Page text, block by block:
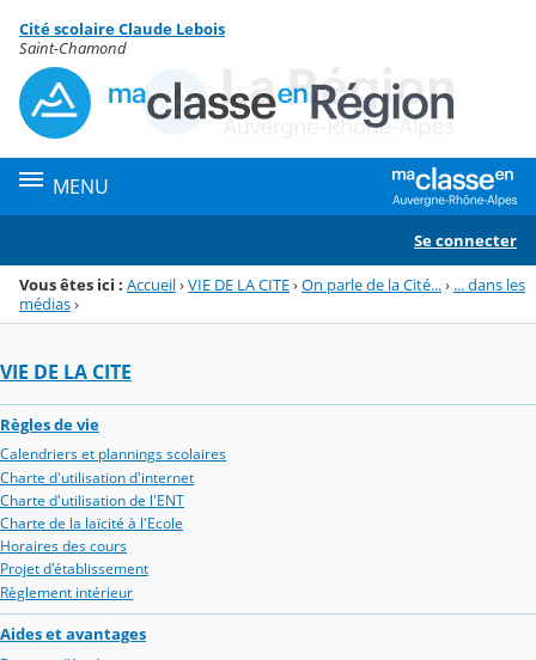
Menu de la rubrique
Contenu
Cité scolaire Claude Lebois
Saint-Chamond
MENU
Se connecter
Vous êtes ici : Accueil›VIE DE LA CITE›On parle de la Cité...› ... dans les
médias›
VIE DE LA CITE
Règles de vie
Calendriers et plannings scolaires
Charte d'utilisation d'internet
Charte d'utilisation de l'ENT
Charte de la laïcité à l'Ecole
Horaires des cours
Projet d'établissement
Règlement intérieur
Aides et avantages